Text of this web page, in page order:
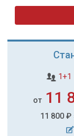
1+1
от 11
11 800 ₽